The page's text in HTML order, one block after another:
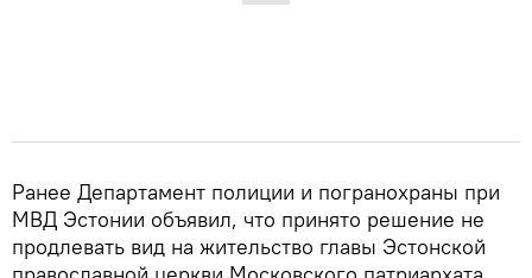
Ранее Департамент полиции и погранохраны при
МВД Эстонии объявил, что принято решение не
продлевать вид на жительство главы Эстонской